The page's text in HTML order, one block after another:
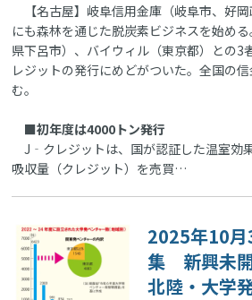
【名古屋】岐阜信用金庫（岐阜市、好
にも森林を通じた脱炭素ビジネスを始め
県下呂市）、バイウィル（東京都）との
レジットの発行にめどがついた。全国の
む。
■初年度は4000トン発行
J‐クレジットは、国が認証した温室効
吸収量（クレジット）を売買…
2025年10
集 新興未開
北陸・大学